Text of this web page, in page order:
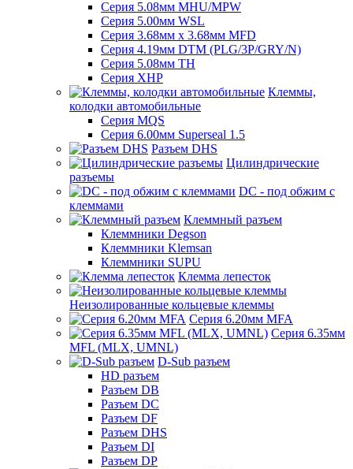
Серия 5.08мм MHU/MPW
Серия 5.00мм WSL
Серия 3.68мм х 3.68мм MFD
Серия 4.19мм DTM (PLG/3P/GRY/N)
Серия 5.08мм TH
Серия XHP
Клеммы,
колодки автомобильные
Серия MQS
Серия 6.00мм Superseal 1.5
Разъем DHS
Цилиндрические
разъемы
DC - под обжим с
клеммами
Клеммный разъем
Клеммники Degson
Клеммники Klemsan
Клеммники SUPU
Клемма лепесток
Неизолированные кольцевые клеммы
Серия 6.20мм MFA
Серия 6.35мм
MFL (MLX, UMNL)
D-Sub разъем
HD разъем
Разъем DB
Разъем DC
Разъем DF
Разъем DHS
Разъем DI
Разъем DP